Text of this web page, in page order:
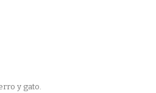
y gato.